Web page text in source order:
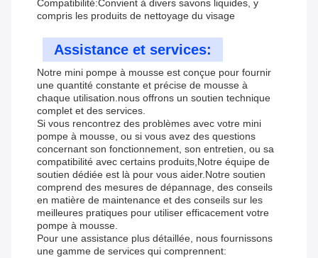
Compatibilité:Convient à divers savons liquides, y
compris les produits de nettoyage du visage
Assistance et services:
Notre mini pompe à mousse est conçue pour fournir
une quantité constante et précise de mousse à
chaque utilisation.nous offrons un soutien technique
complet et des services.
Si vous rencontrez des problèmes avec votre mini
pompe à mousse, ou si vous avez des questions
concernant son fonctionnement, son entretien, ou sa
compatibilité avec certains produits,Notre équipe de
soutien dédiée est là pour vous aider.Notre soutien
comprend des mesures de dépannage, des conseils
en matière de maintenance et des conseils sur les
meilleures pratiques pour utiliser efficacement votre
pompe à mousse.
Pour une assistance plus détaillée, nous fournissons
une gamme de services qui comprennent: